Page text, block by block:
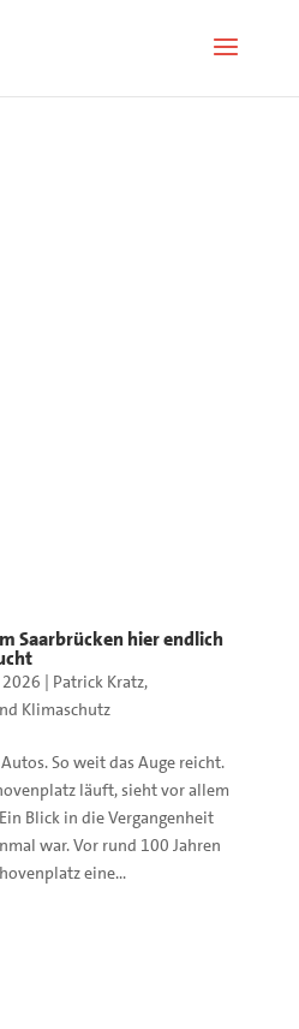
Saarbrücken hier endlich
2026 Patrick Kratz,
Klimaschutz
So weit das Auge reicht.
läuft, sieht vor allem
Blick in die Vergangenheit
war. Vor rund 100 Jahren
eine...